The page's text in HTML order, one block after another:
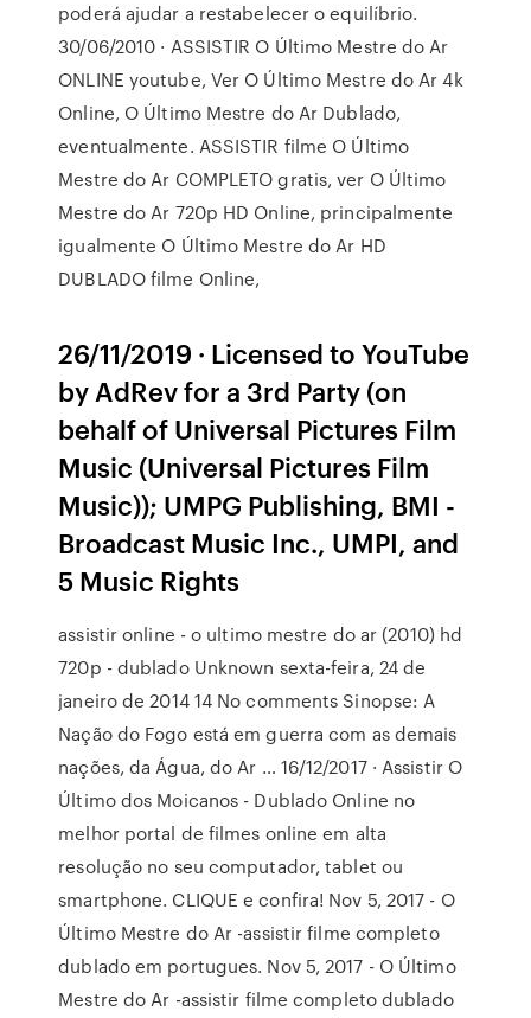
poderá ajudar a restabelecer o equilíbrio.
30/06/2010 · ASSISTIR O Último Mestre do Ar
ONLINE youtube, Ver O Último Mestre do Ar 4k
Online, O Último Mestre do Ar Dublado,
eventualmente. ASSISTIR filme O Último
Mestre do Ar COMPLETO gratis, ver O Último
Mestre do Ar 720p HD Online, principalmente
igualmente O Último Mestre do Ar HD
DUBLADO filme Online,
26/11/2019 · Licensed to YouTube
by AdRev for a 3rd Party (on
behalf of Universal Pictures Film
Music (Universal Pictures Film
Music)); UMPG Publishing, BMI -
Broadcast Music Inc., UMPI, and
5 Music Rights
assistir online - o ultimo mestre do ar (2010) hd
720p - dublado Unknown sexta-feira, 24 de
janeiro de 2014 14 No comments Sinopse: A
Nação do Fogo está em guerra com as demais
nações, da Água, do Ar … 16/12/2017 · Assistir O
Último dos Moicanos - Dublado Online no
melhor portal de filmes online em alta
resolução no seu computador, tablet ou
smartphone. CLIQUE e confira! Nov 5, 2017 - O
Último Mestre do Ar -assistir filme completo
dublado em portugues. Nov 5, 2017 - O Último
Mestre do Ar -assistir filme completo dublado